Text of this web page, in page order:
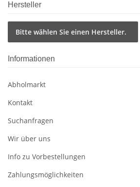
Hersteller
Bitte wählen Sie einen Hersteller.
Informationen
Abholmarkt
Kontakt
Suchanfragen
Wir über uns
Info zu Vorbestellungen
Zahlungsmöglichkeiten